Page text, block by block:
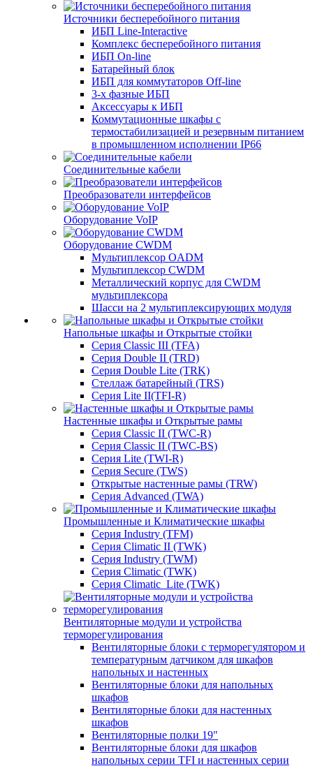
Источники бесперебойного питания
ИБП Line-Interactive
Комплекс бесперебойного питания
ИБП On-line
Батарейный блок
ИБП для коммутаторов Off-line
3-х фазные ИБП
Аксессуары к ИБП
Коммутационные шкафы с
термостабилизацией и резервным питанием
в промышленном исполнении IP66
Соединительные кабели
Преобразователи интерфейсов
Оборудование VoIP
Оборудование CWDM
Мультиплекcор OADM
Мультиплексор CWDM
Металлический корпус для CWDM
мультиплексора
Шасси на 2 мультиплексирующих модуля
Напольные шкафы и Открытые стойки
Серия Classic III (TFA)
Серия Double II (TRD)
Серия Double Lite (TRK)
Стеллаж батарейный (TRS)
Серия Lite II(TFI-R)
Настенные шкафы и Открытые рамы
Серия Classic II (TWC-R)
Серия Classic II (TWC-BS)
Серия Lite (TWI-R)
Серия Secure (TWS)
Открытые настенные рамы (TRW)
Серия Advanced (TWA)
Промышленные и Климатические шкафы
Серия Industry (TFM)
Серия Climatic II (TWK)
Серия Industry (TWM)
Серия Climatic (TWK)
Серия Climatic_Lite (TWK)
Вентиляторные модули и устройства
терморегулирования
Вентиляторные блоки с терморегулятором и
температурным датчиком для шкафов
напольных и настенных
Вентиляторные блоки для напольных
шкафов
Вентиляторные блоки для настенных
шкафов
Вентиляторные полки 19"
Вентиляторные блоки для шкафов
напольных серии TFI и настенных серии